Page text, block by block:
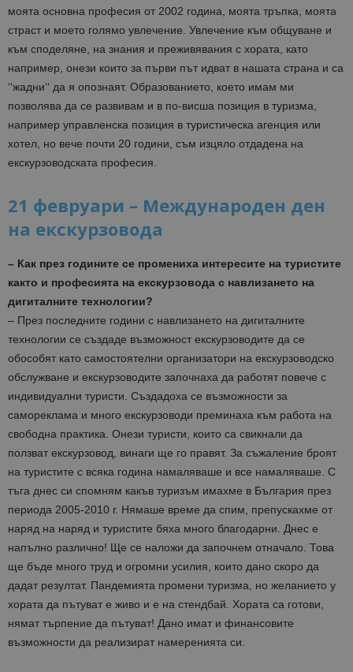
моята основна професия от 2002 година, моята тръпка, моята
страст и моето голямо увлечение. Увлечение към общуване и
към споделяне, на знания и преживявания с хората, като
например, онези които за първи път идват в нашата страна и са
‘‘жадни‘‘ да я опознаят. Образованието, което имам ми
позволява да се развивам и в по-висша позиция в туризма,
например управленска позиция в туристическа агенция или
хотел, но вече почти 20 години, съм изцяло отдадена на
екскурзоводската професия.
21 февруари – Международен ден
на екскурзовода
– Как през годините се промениха интересите на туристите
както и професията на екскурзовода с навлизането на
дигиталните технологии?
– През последните години с навлизането на дигиталните
технологии се създаде възможност екскурзоводите да се
обособят като самостоятелни организатори на екскурзоводско
обслужване и екскурзоводите започнаха да работят повече с
индивидуални туристи. Създадоха се възможности за
самореклама и много екскурзоводи преминаха към работа на
свободна практика. Онези туристи, които са свикнали да
ползват екскурзовод, винаги ще го правят. За съжаление броят
на туристите с всяка година намаляваше и все намаляваше. С
тъга днес си спомням какъв туризъм имахме в България през
периода 2005-2010 г. Нямаше време да спим, препускахме от
наряд на наряд и туристите бяха много благодарни. Днес е
напълно различно! Ще се наложи да започнем отначало. Това
ще бъде много труд и огромни усилия, които дано скоро да
дадат резултат. Пандемията промени туризма, но желанието у
хората да пътуват е живо и е на стендбай. Хората са готови,
нямат търпение да пътуват! Дано имат и финансовите
възможности да реализират намеренията си.